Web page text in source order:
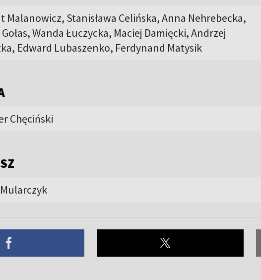
Malanowicz, Stanisława Celińska, Anna Nehrebecka,
Gołas, Wanda Łuczycka, Maciej Damięcki, Andrzej
Edward Lubaszenko, Ferdynand Matysik
Chęciński